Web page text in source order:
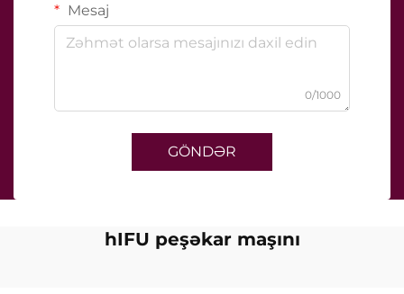
Mesaj
0/1000
GÖNDƏR
hIFU peşəkar maşını